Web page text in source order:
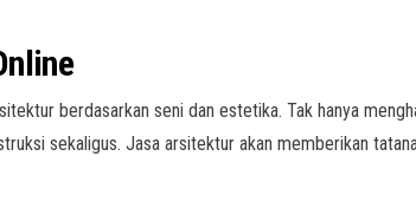
berdasarkan seni dan estetika. Tak hanya
sekaligus. Jasa arsitektur akan memberikan